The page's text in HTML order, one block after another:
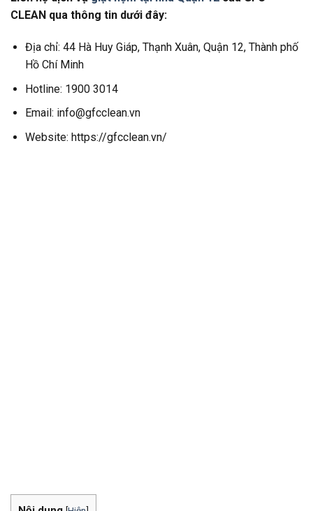
CLEAN qua thông tin dưới đây:
Địa chỉ: 44 Hà Huy Giáp, Thạnh Xuân, Quận 12, Thành phố
Hồ Chí Minh
Hotline: 1900 3014
Email: info@gfcclean.vn
Website: https://gfcclean.vn/